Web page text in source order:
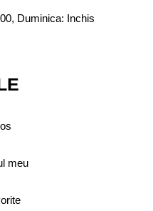
Duminica: Inchis
meu